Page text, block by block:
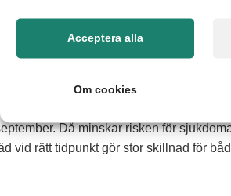
samtidigt som det kan ge bättre frukt.
fruktträd?
typ av träd det gäller. Äppelträd och
till april innan knopparna slår ut. Det
Plommonträd och körsbärsträd
Då minskar risken för
vid rätt tidpunkt gör stor skillnad för
Acceptera alla
Om cookies